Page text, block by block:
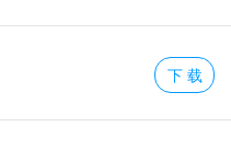
下 载